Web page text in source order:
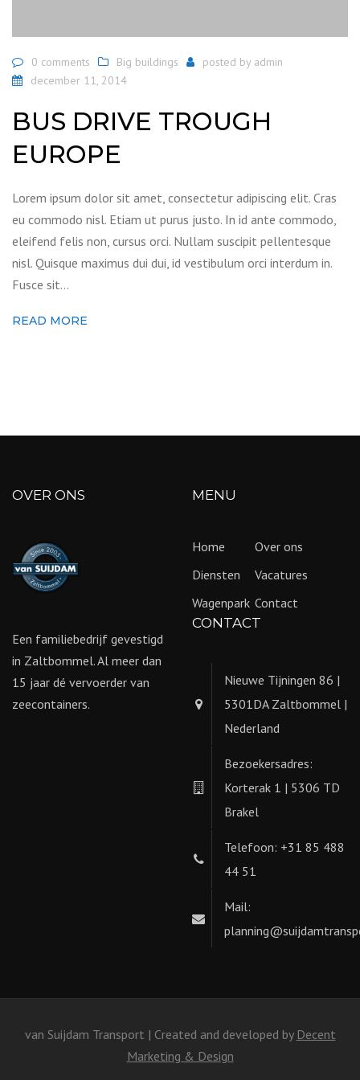
0 comments Big buildings posted by admin
december 11, 2014
BUS DRIVE TROUGH
EUROPE
Lorem ipsum dolor sit amet, consectetur adipiscing elit. Cras
eu commodo nisl. Etiam ut purus justo. In id ante commodo,
eleifend felis non, cursus orci. Nullam suscipit pellentesque
nisl. Quisque maximus dui dui, id vestibulum orci interdum in.
Fusce sit…
READ MORE
OVER ONS
Een familiebedrijf gevestigd
in Zaltbommel. Al meer dan
15 jaar dé vervoerder van
zeecontainers.
MENU
Home
Over ons
Diensten
Vacatures
Wagenpark Contact
CONTACT
Nieuwe Tijningen 86 |
5301DA Zaltbommel |
Nederland
Bezoekersadres:
Korterak 1 | 5306 TD
Brakel
Telefoon: +31 85 488
44 51
Mail:
van Suijdam Transport | Created and developed by Decent
Marketing & Design